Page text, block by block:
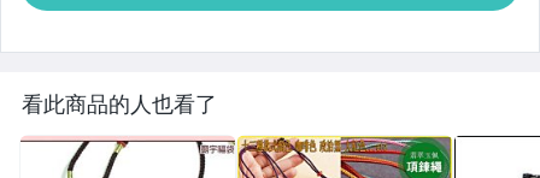
看此商品的人也看了